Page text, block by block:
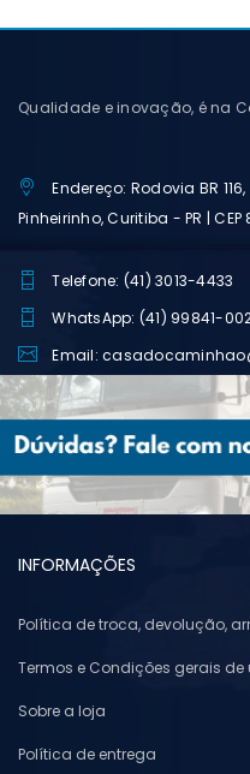
Qualidade e inovação, é na
Endereço: Rodovia BR 116,
Pinheirinho, Curitiba - PR |
Telefone: (41) 3013-4433
WhatsApp: (41) 99841-
Email:
INFORMAÇÕES
Política de troca, devolução,
Termos e Condições gerais de
Sobre a loja
Política de entrega